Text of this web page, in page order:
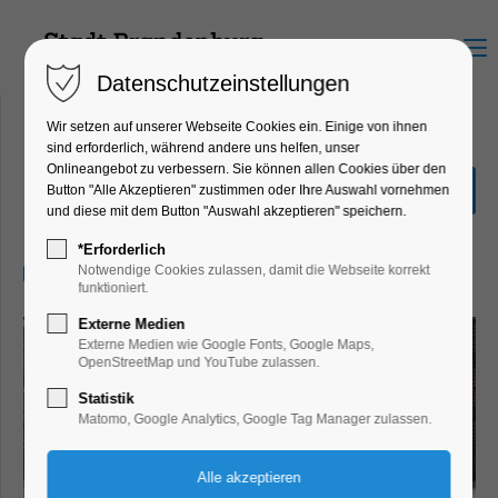
Menu
Entdecker-Tour
Führung, Themenführung
12.08.2026, 10:30–11:30
Datenschutzeinstellungen
Wir setzen auf unserer Webseite Cookies ein. Einige von ihnen
sind erforderlich, während andere uns helfen, unser
Onlineangebot zu verbessern. Sie können allen Cookies über den
Button "Alle Akzeptieren" zustimmen oder Ihre Auswahl vornehmen
und diese mit dem Button "Auswahl akzeptieren" speichern.
*Erforderlich
Notwendige Cookies zulassen, damit die Webseite korrekt
funktioniert.
Externe Medien
Externe Medien wie Google Fonts, Google Maps,
OpenStreetMap und YouTube zulassen.
Statistik
Matomo, Google Analytics, Google Tag Manager zulassen.